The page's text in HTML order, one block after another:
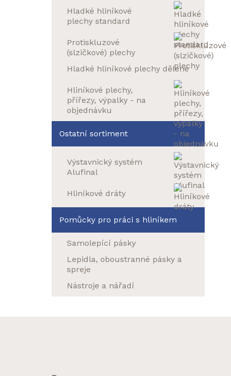
Hladké hliníkové
plechy standard
Protiskluzové
(slzičkové) plechy
Hladké hliníkové plechy dělené
Hliníkové plechy,
přířezy, výpalky - na
objednávku
Ostatní sortiment
Výstavnický systém
Alufinal
Hliníkové dráty
Pomůcky pro práci s hliníkem
Samolepící pásky
Lepidla, oboustranné pásky a
spreje
Nástroje a nářadí